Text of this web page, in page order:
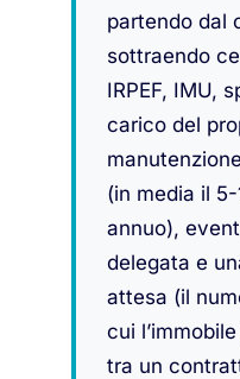
partendo dal
sottraendo
IRPEF, IMU,
carico del
(in media il
annuo),
delegata e
attesa (il
cui
tra un